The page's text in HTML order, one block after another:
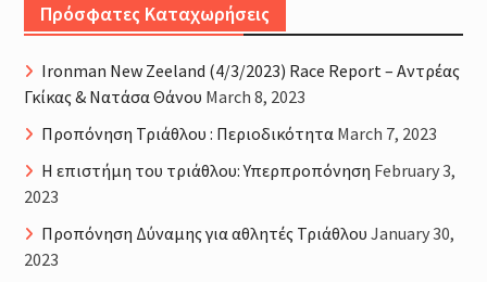
Πρόσφατες Καταχωρήσεις
Ironman New Zeeland (4/3/2023) Race Report – Αντρέας
Γκίκας & Νατάσα Θάνου March 8, 2023
Προπόνηση Τριάθλου : Περιοδικότητα March 7, 2023
H επιστήμη του τριάθλου: Υπερπροπόνηση February 3,
2023
Προπόνηση Δύναμης για αθλητές Τριάθλου January 30,
2023